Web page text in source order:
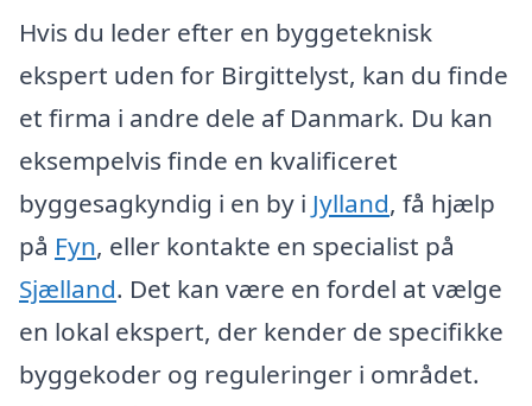
Hvis du leder efter en byggeteknisk
ekspert uden for Birgittelyst, kan du finde
et firma i andre dele af Danmark. Du kan
eksempelvis finde en kvalificeret
byggesagkyndig i en by i Jylland, få hjælp
på Fyn, eller kontakte en specialist på
Sjælland. Det kan være en fordel at vælge
en lokal ekspert, der kender de specifikke
byggekoder og reguleringer i området.